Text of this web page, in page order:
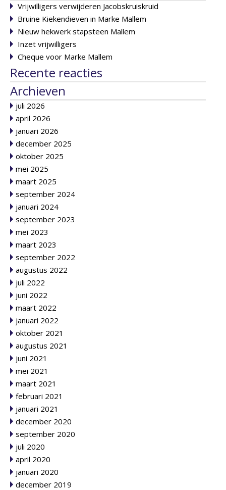
Vrijwilligers verwijderen Jacobskruiskruid
Bruine Kiekendieven in Marke Mallem
Nieuw hekwerk stapsteen Mallem
Inzet vrijwilligers
Cheque voor Marke Mallem
Recente reacties
Archieven
juli 2026
april 2026
januari 2026
december 2025
oktober 2025
mei 2025
maart 2025
september 2024
januari 2024
september 2023
mei 2023
maart 2023
september 2022
augustus 2022
juli 2022
juni 2022
maart 2022
januari 2022
oktober 2021
augustus 2021
juni 2021
mei 2021
maart 2021
februari 2021
januari 2021
december 2020
september 2020
juli 2020
april 2020
januari 2020
december 2019